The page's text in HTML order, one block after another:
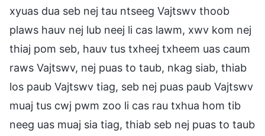
xyuas dua seb nej tau ntseeg Vajtswv thoob
plaws hauv nej lub neej li cas lawm, xwv kom nej
thiaj pom seb, hauv tus txheej txheem uas caum
raws Vajtswv, nej puas to taub, nkag siab, thiab
los paub Vajtswv tiag, seb nej puas paub Vajtswv
muaj tus cwj pwm zoo li cas rau txhua hom tib
neeg uas muaj sia tiag, thiab seb nej puas to taub